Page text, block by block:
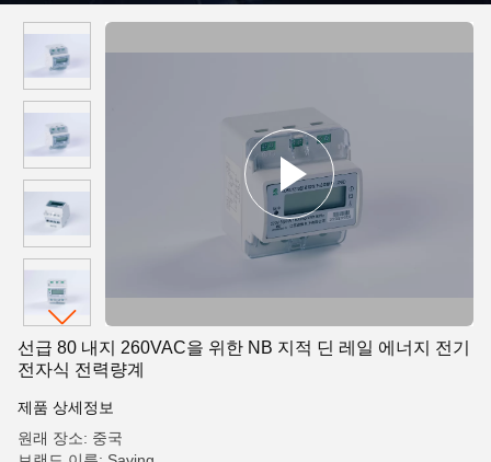
선급 80 내지 260VAC을 위한 NB 지적 딘 레일 에너지 전기
전자식 전력량계
제품 상세정보
원래 장소: 중국